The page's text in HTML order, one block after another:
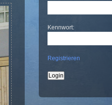
Kennwort:
Registrieren